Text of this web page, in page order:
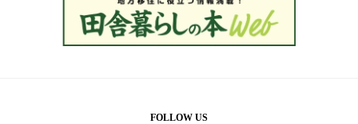
FOLLOW US